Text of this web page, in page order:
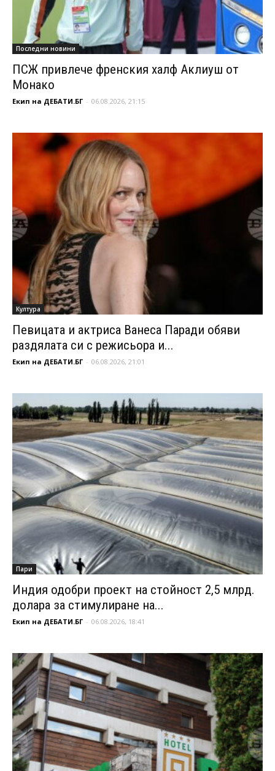
Последни новини
ПСЖ привлече френския халф Аклиуш от
Монако
Екип на ДЕБАТИ.БГ - 06.08.2026, 21:15
Култура
Певицата и актриса Ванеса Паради обяви
раздялата си с режисьора и...
Екип на ДЕБАТИ.БГ - 06.08.2026, 21:01
Пари
Индия одобри проект на стойност 2,5 млрд.
долара за стимулиране на...
Екип на ДЕБАТИ.БГ - 06.08.2026, 18:41